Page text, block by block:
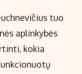
tuo
aplinkybės
kokia